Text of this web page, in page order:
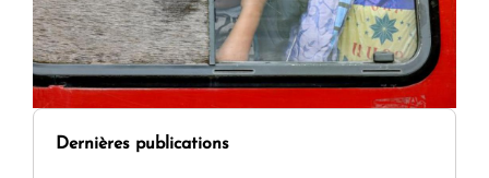
Dernières publications